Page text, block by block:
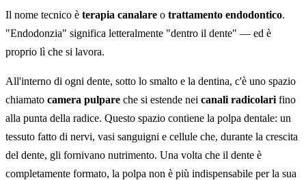
Il nome tecnico è terapia canalare o trattamento endodontico.
"Endodonzia" significa letteralmente "dentro il dente" — ed è
proprio lì che si lavora.
All'interno di ogni dente, sotto lo smalto e la dentina, c'è uno spazio
chiamato camera pulpare che si estende nei canali radicolari fino
alla punta della radice. Questo spazio contiene la polpa dentale: un
tessuto fatto di nervi, vasi sanguigni e cellule che, durante la crescita
del dente, gli fornivano nutrimento. Una volta che il dente è
completamente formato, la polpa non è più indispensabile per la sua